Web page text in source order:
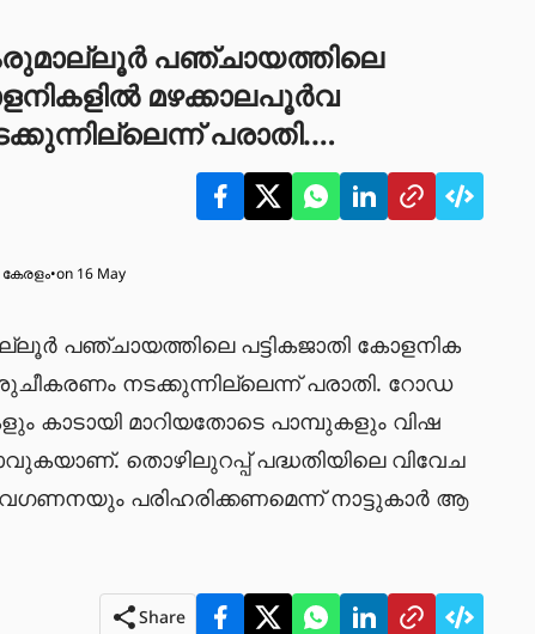
പഞ്ചായത്തിലെ
മഴക്കാലപൂർവ
പരാതി.
കാടായി
വിഷജീവികളും
തൊഴിലുറപ്പ് പദ്ധതിയിലെ
അവഗണനയും
നാട്ടുകാർ ആവശ്യപ്പെടുന്നു.
•on 16 May
പഞ്ചായത്തിലെ പട്ടികജാതി കോളനിക
നടക്കുന്നില്ലെന്ന് പരാതി. റോഡ
കാടായി മാറിയതോടെ പാമ്പുകളും വിഷ
തൊഴിലുറപ്പ് പദ്ധതിയിലെ വിവേച
പരിഹരിക്കണമെന്ന് നാട്ടുകാർ ആ
Share